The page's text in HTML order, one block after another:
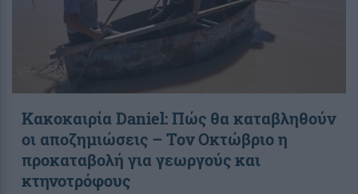
Κακοκαιρία Daniel: Πώς θα καταβληθούν
οι αποζημιώσεις – Τον Οκτώβριο η
προκαταβολή για γεωργούς και
κτηνοτρόφους